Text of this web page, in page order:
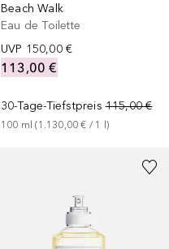
Beach Walk
Eau de Toilette
UVP 150,00 €
113,00 €
30-Tage-Tiefstpreis 115,00 €
100 ml (1.130,00 € / 1 )
1 Größe